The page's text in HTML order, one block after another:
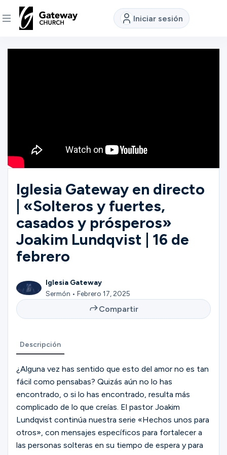
Iniciar sesión
DESCUBRE
Conectar
Ministerios
Dar
Buscar
Español
Iglesia Gateway en directo
| «Solteros y fuertes,
casados y prósperos»
Joakim Lundqvist | 16 de
febrero
Iglesia Gateway
Sermón • Febrero 17, 2025
Compartir
Descripción
¿Alguna vez has sentido que esto del amor no es tan
fácil como pensabas? Quizás aún no lo has
encontrado, o si lo has encontrado, resulta más
complicado de lo que creías. El pastor Joakim
Lundqvist continúa nuestra serie «Hechos unos para
otros», con mensajes específicos para fortalecer a
las personas solteras en su tiempo de espera y para